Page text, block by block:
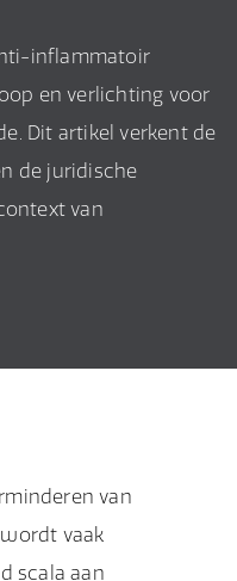
inflammatoir
en verlichting voor
Dit artikel verkent de
de juridische
van
van
vaak
scala aan